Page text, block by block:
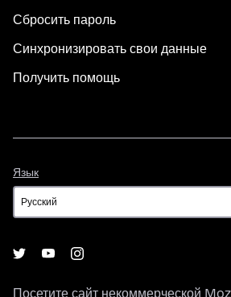
Сбросить пароль
Синхронизировать свои данные
Получить помощь
Язык
Посетите сайт некоммерческой